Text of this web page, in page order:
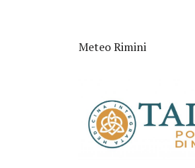
Meteo Rimini